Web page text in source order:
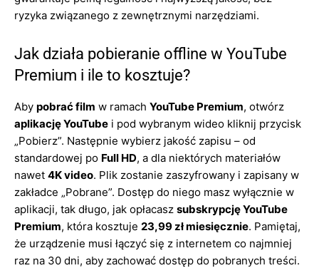
ryzyka związanego z zewnętrznymi narzędziami.
Jak działa pobieranie offline w YouTube
Premium i ile to kosztuje?
Aby pobrać film w ramach YouTube Premium, otwórz
aplikację YouTube i pod wybranym wideo kliknij przycisk
„Pobierz”. Następnie wybierz jakość zapisu – od
standardowej po Full HD, a dla niektórych materiałów
nawet 4K video. Plik zostanie zaszyfrowany i zapisany w
zakładce „Pobrane”. Dostęp do niego masz wyłącznie w
aplikacji, tak długo, jak opłacasz subskrypcję YouTube
Premium, która kosztuje 23,99 zł miesięcznie. Pamiętaj,
że urządzenie musi łączyć się z internetem co najmniej
raz na 30 dni, aby zachować dostęp do pobranych treści.